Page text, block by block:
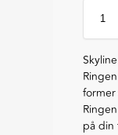
på din